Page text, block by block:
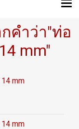
คำว่า"ท่อ
mm"
mm
mm